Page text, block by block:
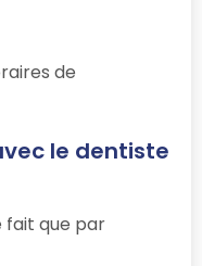
de
le dentiste
fait que par